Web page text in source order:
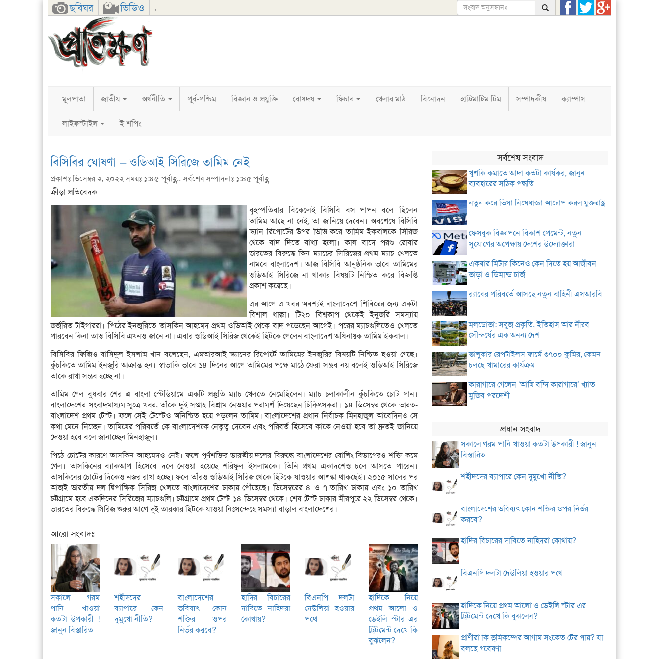
ছবিঘর ভিডিও ,
FacebookTwitterGoogle+
মূলপাতা জাতীয় অর্থনীতি পূর্ব-পশ্চিম বিজ্ঞান ও প্রযুক্তি বোধদয় ফিচার খেলার মাঠ বিনোদন হাট্টিমাটিম টিম সম্পাদকীয় ক্যাম্পাস
লাইফস্টাইল ই-শপিং
বিসিবির ঘোষণা – ওডিআই সিরিজে তামিম নেই
প্রকাশঃ ডিসেম্বর ২, ২০২২ সময়ঃ ১:৪৫ পূর্বাহ্ণ.. সর্বশেষ সম্পাদনাঃ ১:৪৫ পূর্বাহ্ণ
ক্রীড়া প্রতিবেদক
বৃহস্পতিবার বিকেলেই বিসিবি বস পাপন বলে ছিলেন
তামিম আছে না নেই, তা জানিয়ে দেবেন। অবশেষে বিসিবি
স্ক্যান রিপোর্টের উপর ভিত্তি করে তামিম ইকবালকে সিরিজ
থেকে বাদ দিতে বাধ্য হলো। কাল বাদে পরশু রোবার
ভারতের বিরুদ্ধে তিন ম্যাচের সিরিজের প্রথম ম্যাচ খেলতে
নামবে বাংলাদেশ। আজ বিসিবি আনুষ্ঠনিক ভাবে তামিমের
ওডিআই সিরিজে না থাকার বিষয়টি নিশ্চিত করে বিজ্ঞপ্তি
প্রকাশ করেছে।
এর আগে এ খবর অবশ্যই বাংলাদেশে শিবিরের জন্য একটা
বিশাল ধাক্কা। টি২০ বিশ্বকাপ থেকেই ইনুজরি সমস্যায়
জর্জরিত টাইগাররা। পিঠের ইনজুরিতে তাসকিন আহমেদ প্রথম ওডিআই থেকে বাদ পড়েছেন আগেই। পরের ম্যাচগুলিতেও খেলতে
পারবেন কিনা তাও বিসিবি এখনও জানে না। এবার ওডিআই সিরিজ থেকেই ছিটকে গেলেন বাংলাদেশ অধিনায়ক তামিম ইকবাল।
বিসিবির ফিজিও বাসিদুল ইসলাম খান বলেছেন, এমআরআই স্ক্যানের রিপোর্টে তামিমের ইনজুরির বিষয়টি নিশ্চিত হওয়া গেছে।
কুঁচকিতে তামিম ইনজুরি আক্রান্ত হন। স্বাভাকি ভাবে ১৪ দিনের আগে তামিমের পক্ষে মাঠে ফেরা সম্ভব নয় বলেই ওডিআই সিরিজে
তাকে রাখা সম্ভব হচ্ছে না।
তামিম গেল বুধবার শের এ বাংলা স্টেডিয়ামে একটি প্রস্তুতি ম্যাচ খেলতে নেমেছিলেন। ম্যাচ চলাকালীন কুঁচকিতে চোট পান।
বাংলাদেশের সংবাদমাধ্যম সূত্রে খবর, তাঁকে দুই সপ্তাহ বিশ্রাম নেওয়ার পরামর্শ দিয়েছেন চিকিৎসকরা। ১৪ ডিসেম্বর থেকে ভারত-
বাংলাদেশ প্রথম টেস্ট। ফলে সেই টেস্টেও অনিশ্চিত হয়ে পড়লেন তামিম। বাংলাদেশের প্রধান নির্বাচক মিনহাজুল আবেদিনও সে
কথা মেনে নিচ্ছেন। তামিমের পরিবর্তে কে বাংলাদেশকে নেতৃত্ব দেবেন এবং পরিবর্ত হিসেবে কাকে নেওয়া হবে তা দ্রুতই জানিয়ে
দেওয়া হবে বলে জানাচ্ছেন মিনহাজুল।
পিঠে চোটের কারণে তাসকিন আহমেদও নেই। ফলে পূর্ণশক্তির ভারতীয় দলের বিরুদ্ধে বাংলাদেশের বোলিং বিভাগেরও শক্তি কমে
গেল। তাসকিনের ব্যাকআপ হিসেবে দলে নেওয়া হয়েছে শরিফুল ইসলামকে। তিনি প্রথম একাদশেও চলে আসতে পারেন।
তাসকিনের চোটের দিকেও নজর রাখা হচ্ছে। ফলে তাঁরও ওডিআই সিরিজ থেকে ছিটকে যাওয়ার আশঙ্কা থাকছেই। ২০১৫ সালের পর
আজই ভারতীয় দল দ্বিপাক্ষিক সিরিজ খেলতে বাংলাদেশের ঢাকায় পৌঁছেছে। ডিসেম্বরের ৪ ও ৭ তারিখ ঢাকায় এবং ১০ তারিখ
চট্টগ্রামে হবে একদিনের সিরিজের ম্যাচগুলি। চট্টগ্রামে প্রথম টেস্ট ১৪ ডিসেম্বর থেকে। শেষ টেস্ট ঢাকার মীরপুরে ২২ ডিসেম্বর থেকে।
ভারতের বিরুদ্ধে সিরিজ শুরুর আগে দুই তারকার ছিটকে যাওয়া নিঃসন্দেহে সমস্যা বাড়াল বাংলাদেশের।
আরো সংবাদঃ
সকালে গরম
পানি খাওয়া
কতটা উপকারী !
জানুন বিস্তারিত
শহীদদের
ব্যাপারে কেন
দুমুখো নীতি?
বাংলাদেশের
ভবিষ্যৎ কোন
শক্তির ওপর
নির্ভর করবে?
হাদির বিচারের
দাবিতে নাহিদরা
কোথায়?
বিএনপি দলটা
দেউলিয়া হওয়ার
পথে
হাদিকে নিয়ে
প্রথম আলো ও
ডেইলি স্টার এর
ট্রিটমেন্ট দেখে কি
বুঝলেন?
সর্বশেষ সংবাদ
খুশকি কমাতে আদা কতটা কার্যকর, জানুন
ব্যবহারের সঠিক পদ্ধতি
নতুন করে ভিসা নিষেধাজ্ঞা আরোপ করল যুক্তরাষ্ট্র
ফেসবুক বিজ্ঞাপনে বিকাশ পেমেন্ট, নতুন
সুযোগের অপেক্ষায় দেশের উদ্যোক্তারা
একবার মিটার কিনেও কেন দিতে হয় আজীবন
ভাড়া ও ডিমান্ড চার্জ
র‌্যাবের পরিবর্তে আসছে নতুন বাহিনী এসআরবি
মলডোভা: সবুজ প্রকৃতি, ইতিহাস আর নীরব
সৌন্দর্যের এক অনন্য দেশ
ভালুকার রেপটাইলস ফার্মে ৩৭০০ কুমির, কেমন
চলছে খামারের কার্যক্রম
কারাগারে গেলেন ‘আমি বন্দি কারাগারে’ খ্যাত
মুজিব পরদেশী
প্রধান সংবাদ
সকালে গরম পানি খাওয়া কতটা উপকারী ! জানুন
বিস্তারিত
শহীদদের ব্যাপারে কেন দুমুখো নীতি?
বাংলাদেশের ভবিষ্যৎ কোন শক্তির ওপর নির্ভর
করবে?
হাদির বিচারের দাবিতে নাহিদরা কোথায়?
বিএনপি দলটা দেউলিয়া হওয়ার পথে
হাদিকে নিয়ে প্রথম আলো ও ডেইলি স্টার এর
ট্রিটমেন্ট দেখে কি বুঝলেন?
প্রাণীরা কি ভূমিকম্পের আগাম সংকেত টের পায়? যা
বলছে গবেষণা